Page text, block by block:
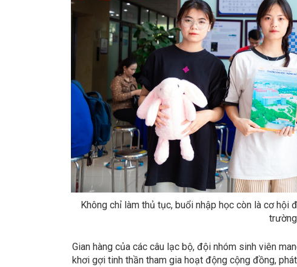
Không chỉ làm thủ tục, buổi nhập học còn là cơ
Gian hàng của các câu lạc bộ, đội nhóm sinh viên
khơi gợi tinh thần tham gia hoạt động cộng đồng,